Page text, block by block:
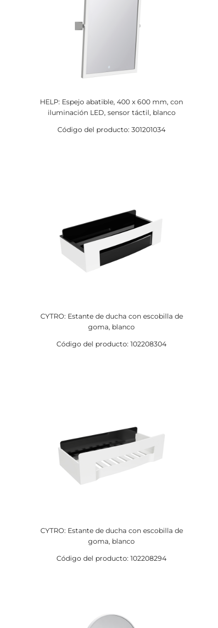
HELP: Espejo abatible, 400 x 600 mm, con
iluminación LED, sensor táctil, blanco
Código del producto: 301201034
CYTRO: Estante de ducha con escobilla de
goma, blanco
Código del producto: 102208304
CYTRO: Estante de ducha con escobilla de
goma, blanco
Código del producto: 102208294